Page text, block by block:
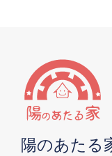
陽のあたる